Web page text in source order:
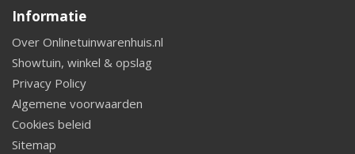
Informatie
Over Onlinetuinwarenhuis.nl
Showtuin, winkel & opslag
Privacy Policy
Algemene voorwaarden
Cookies beleid
Sitemap